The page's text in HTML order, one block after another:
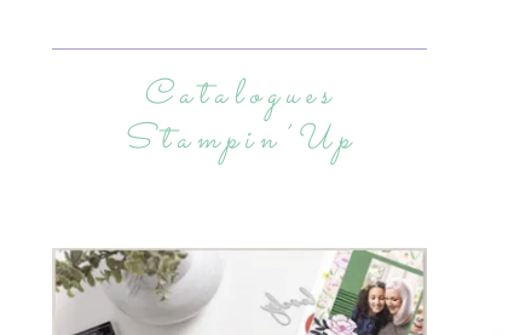
Catalogues
Stampin’Up